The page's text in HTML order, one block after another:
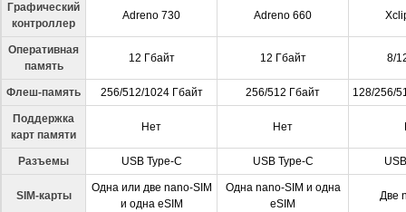
Графический
контроллер
Adreno 730 Adreno 660
Оперативная
память
12 Гбайт 12 Гбайт 8/
Флеш-память 256/512/1024 Гбайт 256/512 Гбайт 128/256/
Поддержка
карт памяти
Нет Нет
Разъемы USB Type-C USB Type-C
SIM-карты
Одна или две nano-SIM
и одна eSIM
Одна nano-SIM и одна
eSIM
Две